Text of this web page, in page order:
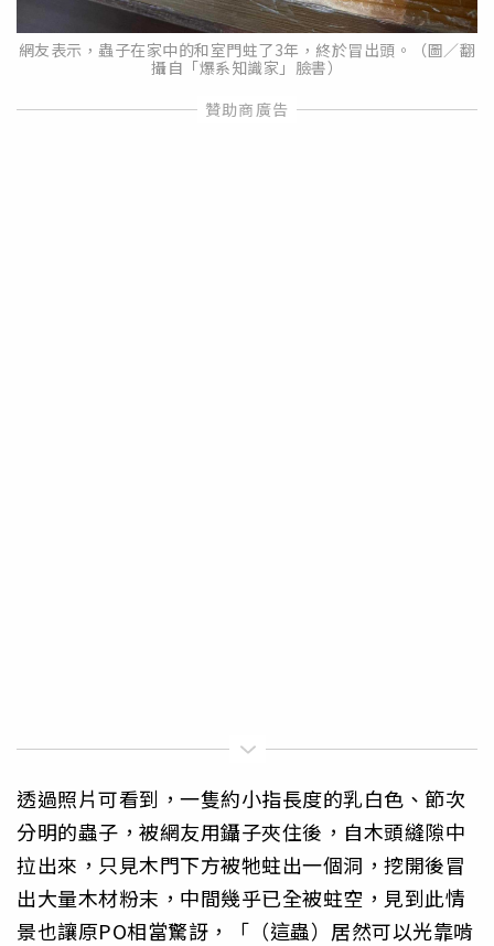
網友表示，蟲子在家中的和室門蛀了3年，終於冒出頭。（圖／翻
攝自「爆系知識家」臉書）
透過照片可看到，一隻約小指長度的乳白色、節次
分明的蟲子，被網友用鑷子夾住後，自木頭縫隙中
拉出來，只見木門下方被牠蛀出一個洞，挖開後冒
出大量木材粉末，中間幾乎已全被蛀空，見到此情
景也讓原PO相當驚訝，「（這蟲）居然可以光靠啃